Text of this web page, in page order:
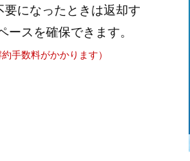
要になったときは返却す
ースを確保できます。
手数料がかかります）